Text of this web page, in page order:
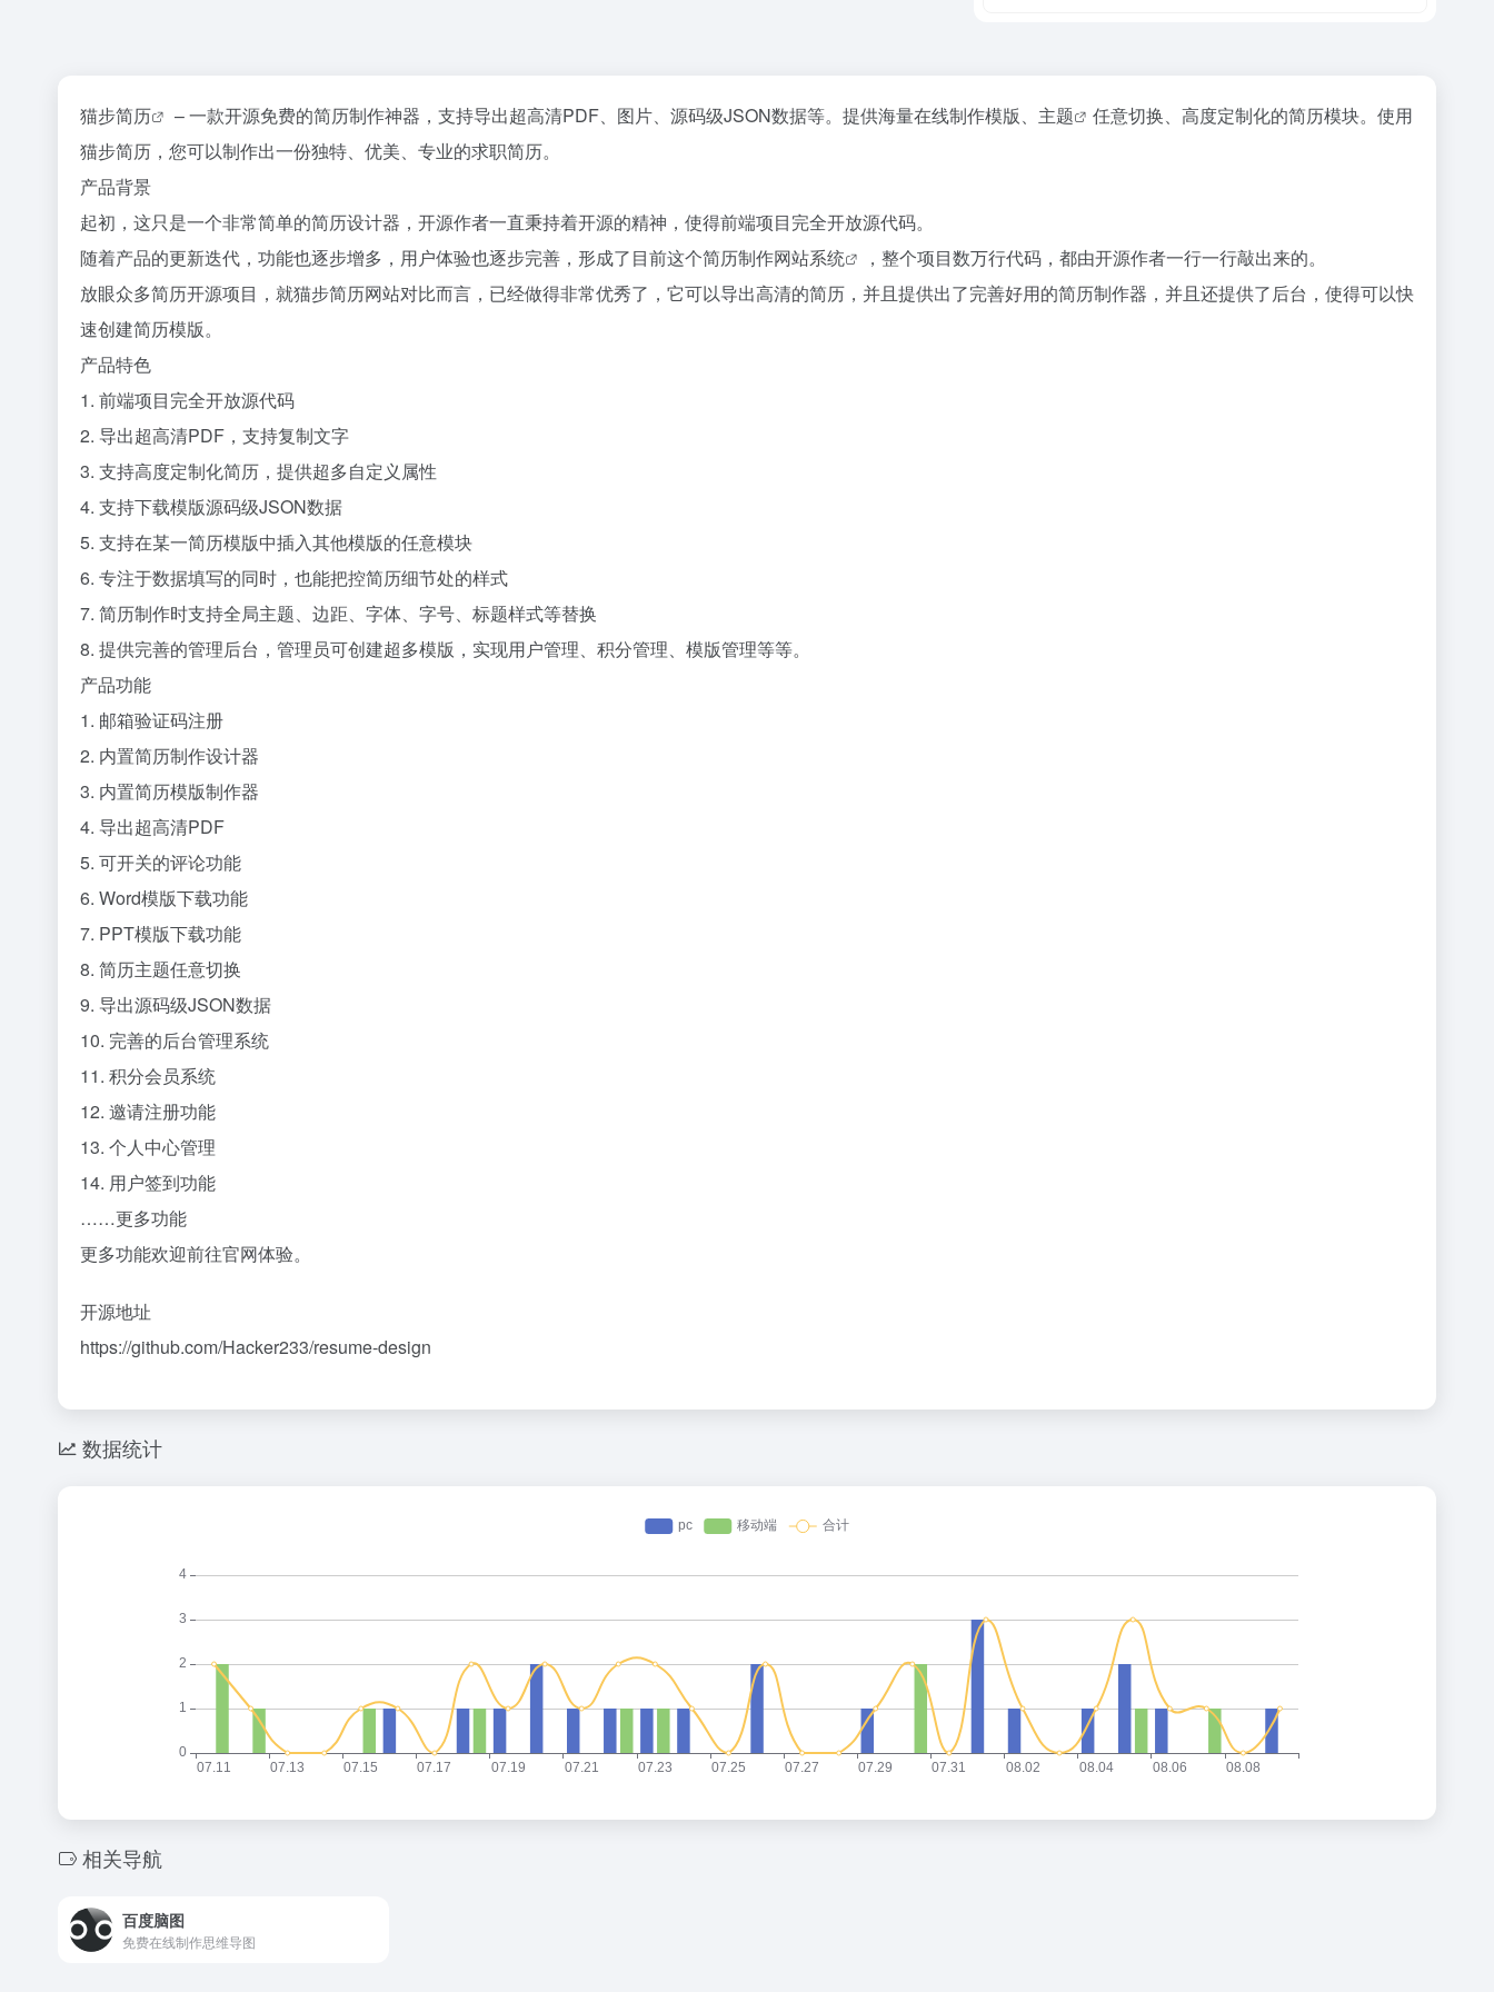
猫步简历 – 一款开源免费的简历制作神器，支持导出超高清PDF、图片、源码级JSON数据等。提供海量在线制作模版、 主题
任意切换、高度定制化的简历模块。使用
猫步简历，您可以制作出一份独特、优美、专业的求职简历。
产品背景
起初，这只是一个非常简单的简历设计器，开源作者一直秉持着开源的精神，使得前端项目完全开放源代码。
随着产品的更新迭代，功能也逐步增多，用户体验也逐步完善，形成了目前这个简历制作网站系统
，整个项目数万行代码，都由开源作者一行一行敲出来的。
放眼众多简历开源项目，就猫步简历网站对比而言，已经做得非常优秀了，它可以导出高清的简历，并且提供出了完善好用的简历制作器，并且还提供了后台，使得可以快
速创建简历模版。
产品特色
1. 前端项目完全开放源代码
2. 导出超高清PDF，支持复制文字
3. 支持高度定制化简历，提供超多自定义属性
4. 支持下载模版源码级JSON数据
5. 支持在某一简历模版中插入其他模版的任意模块
6. 专注于数据填写的同时，也能把控简历细节处的样式
7. 简历制作时支持全局主题、边距、字体、字号、标题样式等替换
8. 提供完善的管理后台，管理员可创建超多模版，实现用户管理、积分管理、模版管理等等。
产品功能
1. 邮箱验证码注册
2. 内置简历制作设计器
3. 内置简历模版制作器
4. 导出超高清PDF
5. 可开关的评论功能
6. Word模版下载功能
7. PPT模版下载功能
8. 简历主题任意切换
9. 导出源码级JSON数据
10. 完善的后台管理系统
11. 积分会员系统
12. 邀请注册功能
13. 个人中心管理
14. 用户签到功能
……更多功能
更多功能欢迎前往官网体验。
开源地址
https://github.com/Hacker233/resume-design
数据统计
相关导航
百度脑图
免费在线制作思维导图